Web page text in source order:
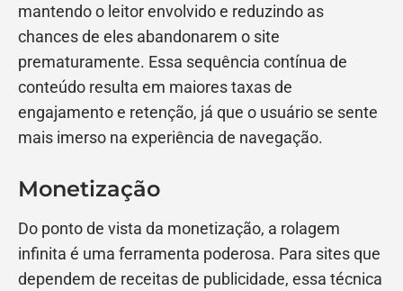
mantendo o leitor envolvido e reduzindo as
chances de eles abandonarem o site
prematuramente. Essa sequência contínua de
conteúdo resulta em maiores taxas de
engajamento e retenção, já que o usuário se sente
mais imerso na experiência de navegação.
Monetização
Do ponto de vista da monetização, a rolagem
infinita é uma ferramenta poderosa. Para sites que
dependem de receitas de publicidade, essa técnica